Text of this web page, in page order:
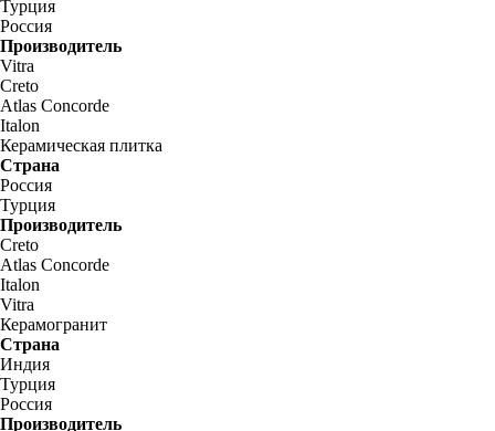
Турция
Россия
Производитель
Vitra
Creto
Atlas Concorde
Italon
Керамическая плитка
Страна
Россия
Турция
Производитель
Creto
Atlas Concorde
Italon
Vitra
Керамогранит
Страна
Индия
Турция
Россия
Производитель